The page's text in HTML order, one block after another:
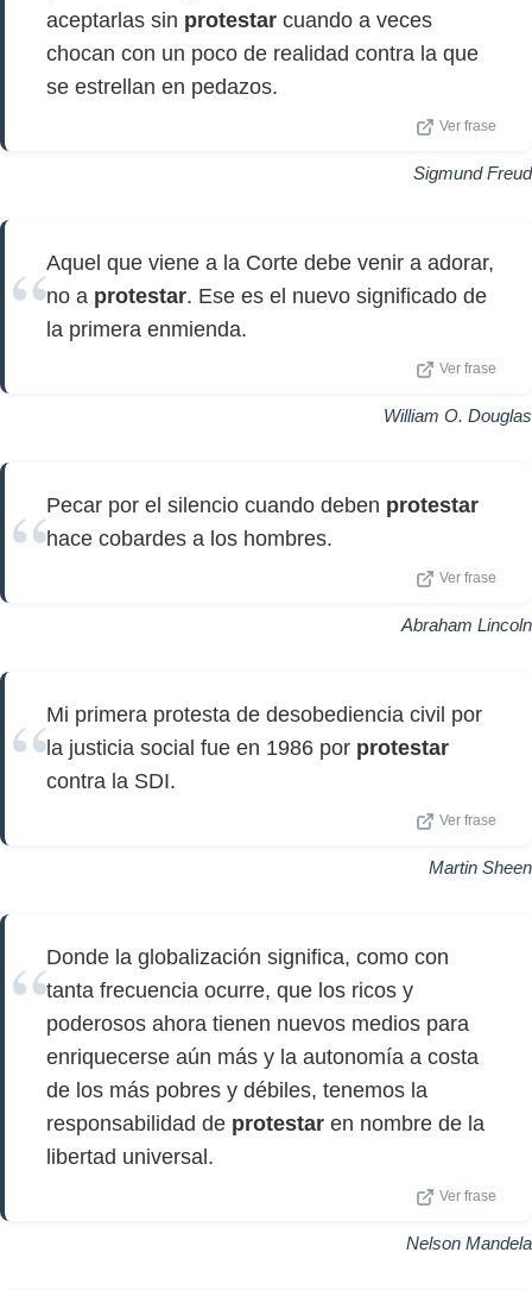
aceptarlas sin protestar cuando a veces
chocan con un poco de realidad contra la que
se estrellan en pedazos.
Ver frase
Sigmund Freud
Aquel que viene a la Corte debe venir a adorar,
no a protestar. Ese es el nuevo significado de
la primera enmienda.
Ver frase
William O. Douglas
Pecar por el silencio cuando deben protestar
hace cobardes a los hombres.
Ver frase
Abraham Lincoln
Mi primera protesta de desobediencia civil por
la justicia social fue en 1986 por protestar
contra la SDI.
Ver frase
Martin Sheen
Donde la globalización significa, como con
tanta frecuencia ocurre, que los ricos y
poderosos ahora tienen nuevos medios para
enriquecerse aún más y la autonomía a costa
de los más pobres y débiles, tenemos la
responsabilidad de protestar en nombre de la
libertad universal.
Ver frase
Nelson Mandela